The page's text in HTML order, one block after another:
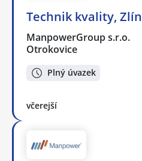
Technik kvality, Zlín
ManpowerGroup s.r.o.
Otrokovice
Plný úvazek
včerejší